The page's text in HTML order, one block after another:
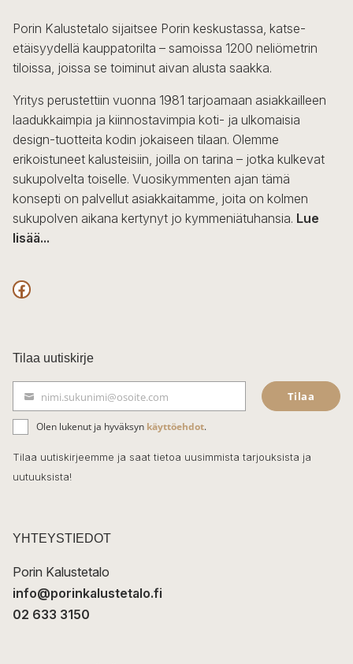
Porin Kalustetalo sijaitsee Porin keskustassa, katse-
etäisyydellä kauppatorilta – samoissa 1200 neliömetrin
tiloissa, joissa se toiminut aivan alusta saakka.
Yritys perustettiin vuonna 1981 tarjoamaan asiakkailleen
laadukkaimpia ja kiinnostavimpia koti- ja ulkomaisia
design-tuotteita kodin jokaiseen tilaan. Olemme
erikoistuneet kalusteisiin, joilla on tarina – jotka kulkevat
sukupolvelta toiselle. Vuosikymmenten ajan tämä
konsepti on palvellut asiakkaitamme, joita on kolmen
sukupolven aikana kertynyt jo kymmeniätuhansia. Lue
lisää...
F
c
e
b
o
o
k
Tilaa uutiskirje
ä
h
k
t
nimi.sukunimi@osoite.com Tilaa
Olen lukenut ja hyväksyn käyttöehdot.
Tilaa uutiskirjeemme ja saat tietoa uusimmista tarjouksista ja
uutuuksista!
YHTEYSTIEDOT
Porin Kalustetalo
info@porinkalustetalo.fi
02 633 3150